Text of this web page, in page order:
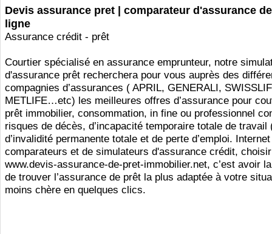
Devis assurance pret | comparateur d'assurance
ligne
Assurance crédit - prêt
Courtier spécialisé en assurance emprunteur, notre
d'assurance prêt recherchera pour vous auprès des
compagnies d’assurances ( APRIL, GENERALI,
METLIFE…etc) les meilleures offres d’assurance pour
prêt immobilier, consommation, in fine ou professionnel
risques de décès, d’incapacité temporaire totale de travail
d’invalidité permanente totale et de perte d’emploi.
comparateurs et de simulateurs d'assurance crédit, choisir
www.devis-assurance-de-pret-immobilier.net, c’est avoir
de trouver l’assurance de prêt la plus adaptée à votre
moins chère en quelques clics.